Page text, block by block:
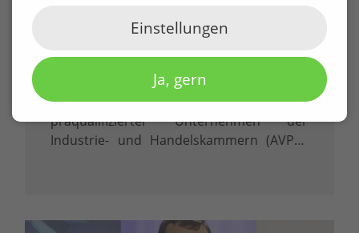
damit zertifiziert für öffentliche
Die P3N MARKETING GMBH (P3N) ist jetzt
offiziell in das Amtliche Verzeichnis
präqualifizierter Unternehmen der
Industrie- und Handelskammern (AVPQ)
Einstellungen
Ja, gern